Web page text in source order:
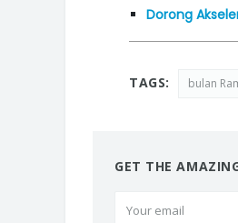
Dorong
TAGS: bulan
GET THE